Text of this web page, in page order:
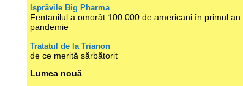
Isprăvile Big Pharma
Fentanilul a omorât 100.000 de americani în primul an
pandemie
Tratatul de la Trianon
de ce merită sărbătorit
Lumea nouă